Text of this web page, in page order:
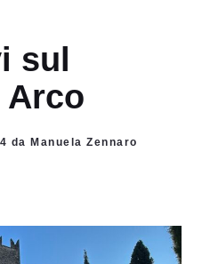
sul
da Manuela Zennaro